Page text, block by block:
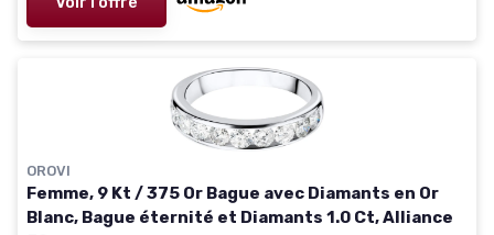
OROVI
Femme, 9 Kt / 375 Or Bague avec Diamants en Or
Blanc, Bague éternité et Diamants 1.0 Ct, Alliance